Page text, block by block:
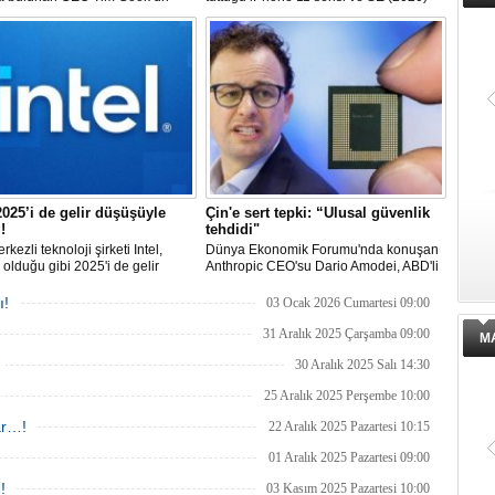
ayrılacağını duyurdu.
Cook, Yönetim Kurulu Başkanı
devam edecek.
için iOS defterini kapatmaya
hazırlanıyor.
de gelir düşüşüyle
teknoloji şirketi Intel,
olduğu gibi 2025'i de gelir
gelirinin yüzde dört
Çin'e sert tepki: “Ulusal güvenlik
tehdidi"
Dünya Ekonomik Forumu'nda konuşan
Anthropic CEO'su Dario Amodei, ABD'li
satmasını "Kuzey Kore’ye nükleer silah
03 Ocak 2026 Cumartesi 09:00
31 Aralık 2025 Çarşamba 09:00
30 Aralık 2025 Salı 14:30
25 Aralık 2025 Perşembe 10:00
22 Aralık 2025 Pazartesi 10:15
01 Aralık 2025 Pazartesi 09:00
03 Kasım 2025 Pazartesi 10:00